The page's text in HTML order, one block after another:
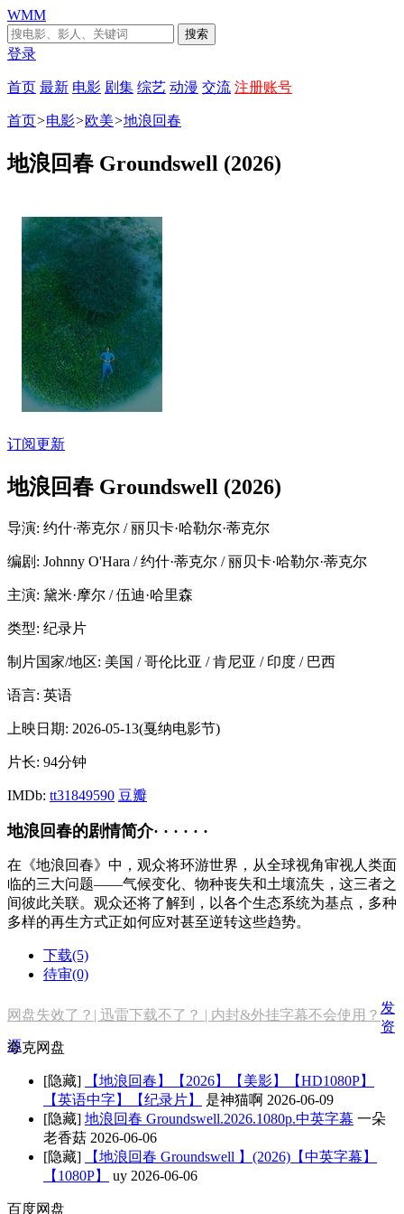
WMM
搜索
登录
首页 最新 电影 剧集 综艺 动漫 交流 注册账号
首页>电影>欧美>地浪回春
地浪回春 Groundswell (2026)
订阅更新
地浪回春 Groundswell (2026)
导演: 约什·蒂克尔 / 丽贝卡·哈勒尔·蒂克尔
编剧 : Johnny O'Hara / 约什·蒂克尔 / 丽贝卡·哈勒尔·蒂克尔
主演: 黛米·摩尔 / 伍迪·哈里森
类型: 纪录片
制片国家/地区: 美国 / 哥伦比亚 / 肯尼亚 / 印度 / 巴西
语言: 英语
上映日期: 2026-05-13(戛纳电影节)
片长: 94分钟
IMDb: tt31849590 豆瓣
地浪回春的剧情简介· · · · · ·
在《地浪回春》中，观众将环游世界，从全球视角审视人类面
临的三大问题——气候变化、物种丧失和土壤流失，这三者之
间彼此关联。观众还将了解到，以各个生态系统为基点，多种
多样的再生方式正如何应对甚至逆转这些趋势。
下载(5)
待审(0)
网盘失效了？| 迅雷下载不了？ | 内封&外挂字幕不会使用？ 发
资
源
夸克网盘
[隐藏]
【地浪回春】【2026】【美影】【HD1080P】
【英语中字】【纪录片】
是神猫啊 2026-06-09
[隐藏] 地浪回春 Groundswell.2026.1080p.中英字幕 一朵
老香菇 2026-06-06
[隐藏]
【地浪回春 Groundswell 】(2026)【中英字幕】
【1080P】
uy 2026-06-06
百度网盘